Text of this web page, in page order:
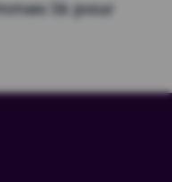
là pour